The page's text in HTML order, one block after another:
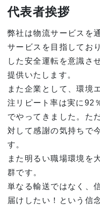
代表者挨拶
弊社は物流サービスを
サービスを目指してお
した安全運転を意識さ
提供いたします。
また企業として、環境
注リピート率は実に92
でやってきました。た
対して感謝の気持ちで
す。
また明るい職場環境を
群です。
単なる輸送ではなく、
届けしたい！という信